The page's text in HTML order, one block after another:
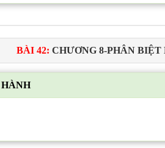
BÀI 42: CHƯƠNG 8-PHÂN BIỆT